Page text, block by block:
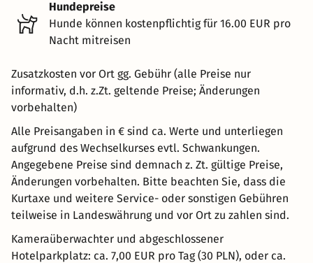
Hundepreise
Hunde können kostenpflichtig für 16.00 EUR pro
Nacht mitreisen
Zusatzkosten vor Ort gg. Gebühr (alle Preise nur
informativ, d.h. z.Zt. geltende Preise; Änderungen
vorbehalten)
Alle Preisangaben in € sind ca. Werte und unterliegen
aufgrund des Wechselkurses evtl. Schwankungen.
Angegebene Preise sind demnach z. Zt. gültige Preise,
Änderungen vorbehalten. Bitte beachten Sie, dass die
Kurtaxe und weitere Service- oder sonstigen Gebühren
teilweise in Landeswährung und vor Ort zu zahlen sind.
Kameraüberwachter und abgeschlossener
Hotelparkplatz: ca. 7,00 EUR pro Tag (30 PLN), oder ca.